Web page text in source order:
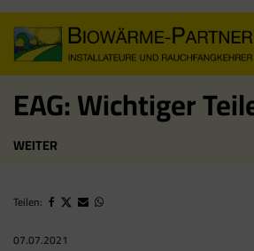
content
EAG: Wichtiger
WEITER
Teilen:
07.07.2021